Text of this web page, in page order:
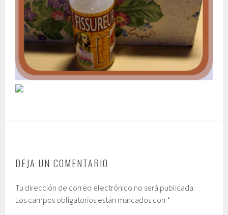
DEJA UN COMENTARIO
Tu dirección de correo electrónico no será publicada.
Los campos obligatorios están marcados con *